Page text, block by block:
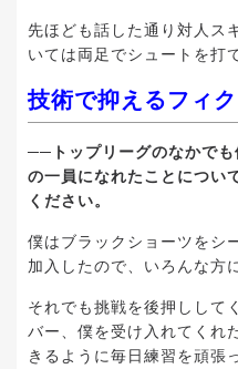
先ほども話した通り対人ス
いては両足でシュートを打
技術で抑えるフィ
──トップリーグのなかでも
の一員になれたことについ
ください。
僕はブラックショーツをシ
加入したので、いろんな方
それでも挑戦を後押しして
バー、僕を受け入れてくれ
きるように毎日練習を頑張